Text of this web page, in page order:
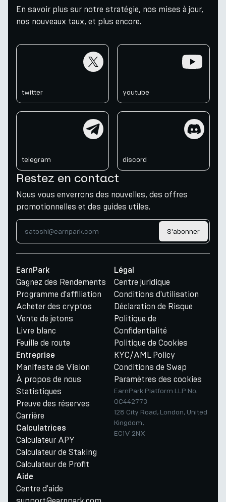
En savoir plus sur notre stratégie, nos mises à jour,
nos nouveaux taux, et plus encore.
twitter youtube
telegram discord
Restez en contact
Nous vous enverrons des nouvelles, des offres
promotionnelles et des guides utiles.
S'abonner
EarnPark
Gagnez des Rendements
Programme d'affiliation
Acheter des cryptos
Vente de jetons
Livre blanc
Feuille de route
Entreprise
Manifeste de Vision
À propos de nous
Statistiques
Preuve des réserves
Carrière
Calculatrices
Calculateur APY
Calculateur de Staking
Calculateur de Profit
Aide
Centre d'aide
Légal
Centre juridique
Conditions d'utilisation
Déclaration de Risque
Politique de
Confidentialité
Politique de Cookies
KYC/AML Policy
Conditions de Swap
Paramètres des cookies
EarnPark Platform LLP No.
OC442773
128 City Road, London, United
Kingdom,
EC1V 2NX